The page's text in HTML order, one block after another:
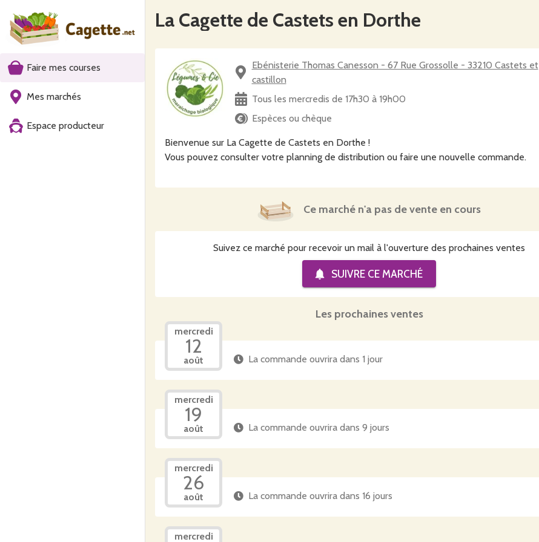
Faire mes courses
Mes marchés
Espace producteur
La Cagette de Castets en Dorthe
Ebénisterie Thomas Canesson - 67 Rue Grossolle - 33210 Castets et
castillon
Tous les mercredis de 17h30 à 19h00
Espèces ou chèque
Bienvenue sur La Cagette de Castets en Dorthe !
Vous pouvez consulter votre planning de distribution ou faire une nouvelle commande.
Suivez ce marché pour recevoir un mail à l'ouverture des prochaines ventes
SUIVRE CE MARCHÉ
Ce marché n'a pas de vente en cours
Les prochaines ventes
mercredi
12
août La commande ouvrira dans 1 jour
mercredi
19
août La commande ouvrira dans 9 jours
mercredi
26
août La commande ouvrira dans 16 jours
mercredi